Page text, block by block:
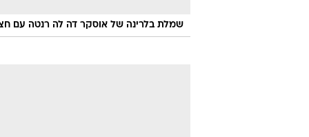
שמלת בלרינה של אוסקר דה לה רנטה עם